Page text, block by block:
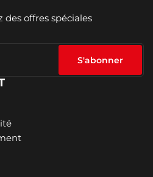
des offres spéciales
S'abonner